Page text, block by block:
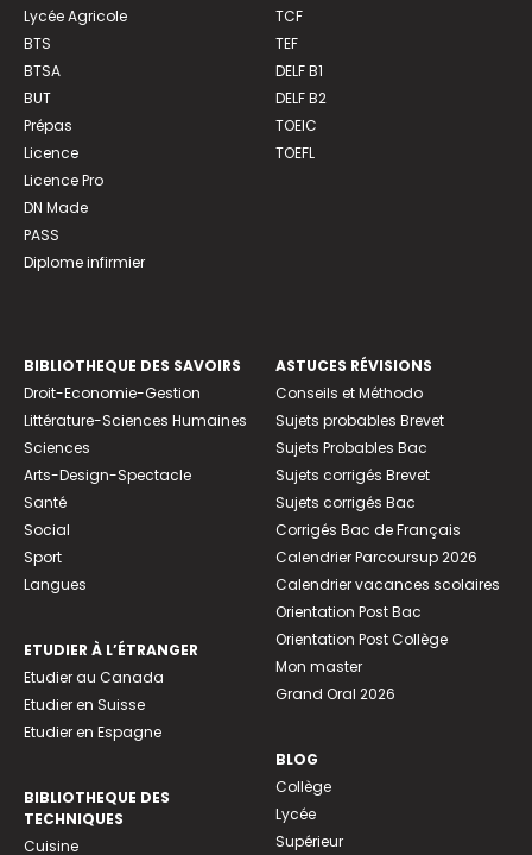
Lycée Agricole
BTS
BTSA
BUT
Prépas
Licence
Licence Pro
DN Made
PASS
Diplome infirmier
TCF
TEF
DELF B1
DELF B2
TOEIC
TOEFL
BIBLIOTHEQUE DES SAVOIRS
Droit-Economie-Gestion
Littérature-Sciences Humaines
Sciences
Arts-Design-Spectacle
Santé
Social
Sport
Langues
ETUDIER À L’ÉTRANGER
Etudier au Canada
Etudier en Suisse
Etudier en Espagne
BIBLIOTHEQUE DES
TECHNIQUES
Cuisine
ASTUCES RÉVISIONS
Conseils et Méthodo
Sujets probables Brevet
Sujets Probables Bac
Sujets corrigés Brevet
Sujets corrigés Bac
Corrigés Bac de Français
Calendrier Parcoursup 2026
Calendrier vacances scolaires
Orientation Post Bac
Orientation Post Collège
Mon master
Grand Oral 2026
BLOG
Collège
Lycée
Supérieur